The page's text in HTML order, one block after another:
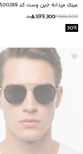
عينك مردانه جين وست كد 51A00289
7,999,000
5,599,300تومانــ
30%